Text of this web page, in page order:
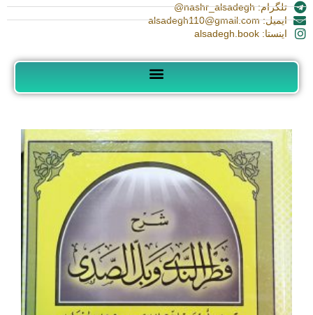
تلگرام: nashr_alsadegh@
ایمیل: alsadegh110@gmail.com
اینستا: alsadegh.book